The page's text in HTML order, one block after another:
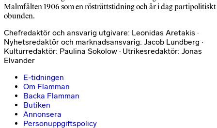
Malmfälten 1906 som en rösträttstidning och är i dag partipolitiskt
obunden.
Chefredaktör och ansvarig utgivare: Leonidas Aretakis ·
Nyhetsredaktör och marknadsansvarig: Jacob Lundberg ·
Kulturredaktör: Paulina Sokolow · Utrikesredaktör: Jonas
Elvander
E-tidningen
Om Flamman
Backa Flamman
Butiken
Annonsera
Personuppgiftspolicy